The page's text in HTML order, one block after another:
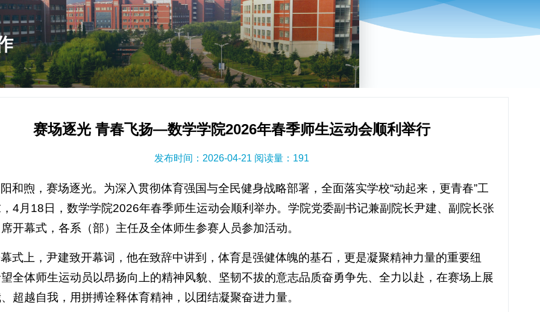
赛场逐光 青春飞扬—数学学院2026年春季师生运动会顺利举行
发布时间：2026-04-21 阅读量： 191
和煦，赛场逐光。为深入贯彻体育强国与全民健身战略部署，全面落实学校“动起来，更青春”工
4月18日，数学学院2026年春季师生运动会顺利举办。学院党委副书记兼副院长尹建、副院长张
开幕式，各系（部）主任及全体师生参赛人员参加活动。
式上，尹建致开幕词，他在致辞中讲到，体育是强健体魄的基石，更是凝聚精神力量的重要纽
全体师生运动员以昂扬向上的精神风貌、坚韧不拔的意志品质奋勇争先、全力以赴，在赛场上展
超越自我，用拼搏诠释体育精神，以团结凝聚奋进力量。